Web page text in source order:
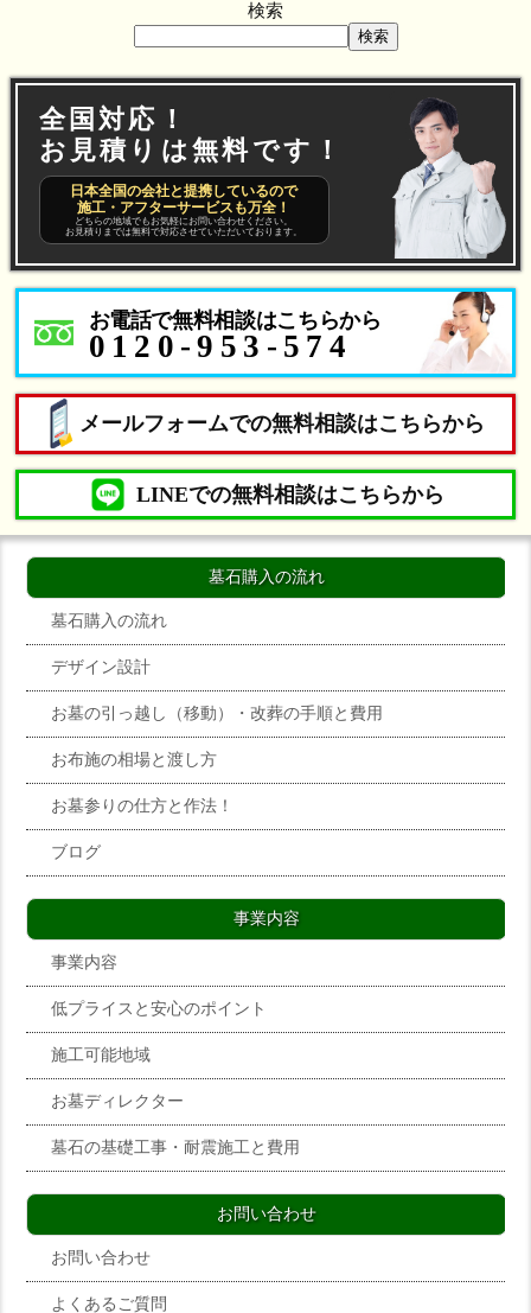
検索
検索
全国対応！
お見積りは無料です！
日本全国の会社と提携しているので
施工・アフターサービスも万全！
どちらの地域でもお気軽にお問い合わせください。
お見積りまでは無料で対応させていただいております。
お電話で無料相談はこちらから
0120-953-574
メールフォームでの無料相談はこちらから
LINEでの無料相談はこちらから
墓石購入の流れ
墓石購入の流れ
デザイン設計
お墓の引っ越し（移動）・改葬の手順と費用
お布施の相場と渡し方
お墓参りの仕方と作法！
ブログ
事業内容
事業内容
低プライスと安心のポイント
施工可能地域
お墓ディレクター
墓石の基礎工事・耐震施工と費用
お問い合わせ
お問い合わせ
よくあるご質問